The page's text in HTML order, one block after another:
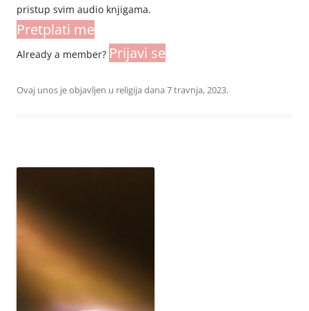
pristup svim audio knjigama.
Pretplati me
Already a member? Prijavi se
Ovaj unos je objavljen u religija dana 7 travnja, 2023.